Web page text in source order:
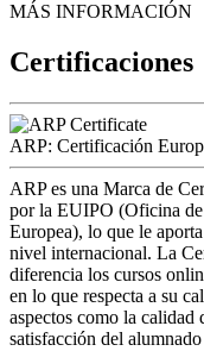
MÁS INFORMACIÓN
Certificaciones
ARP: Certificación
ARP es una Marca de
por la EUIPO (Oficina
Europea), lo que le
nivel internacional. La
diferencia los cursos
en lo que respecta a su
aspectos como la calidad
satisfacción del